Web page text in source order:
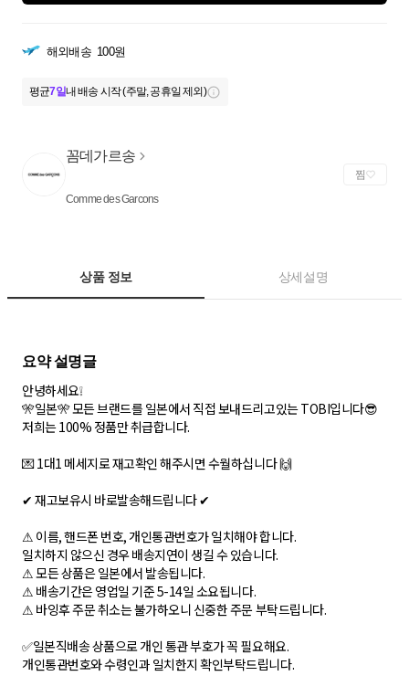
해외배송 100원
평균7일내 배송 시작 (주말, 공휴일 제외)
꼼데가르송
Comme des Garcons
찜
상품 정보 상세설명
요약 설명글
안녕하세요❕
🎌일본🎌 모든 브랜드를 일본에서 직접 보내드리고있는 TOBI입니다😎
저희는 100% 정품만 취급합니다.
💌 1대1 메세지로 재고확인 해주시면 수월하십니다 🙌
✔ 재고보유시 바로발송해드립니다 ✔
⚠ 이름, 핸드폰 번호, 개인통관번호가 일치해야 합니다.
일치하지 않으신 경우 배송지연이 생길 수 있습니다.
⚠ 모든 상품은 일본에서 발송됩니다.
⚠ 배송기간은 영업일 기준 5-14일 소요됩니다.
⚠ 바잉후 주문 취소는 불가하오니 신중한 주문 부탁드립니다.
✅일본직배송 상품으로 개인 통관 부호가 꼭 필요해요.
개인통관번호와 수령인과 일치한지 확인부탁드립니다.